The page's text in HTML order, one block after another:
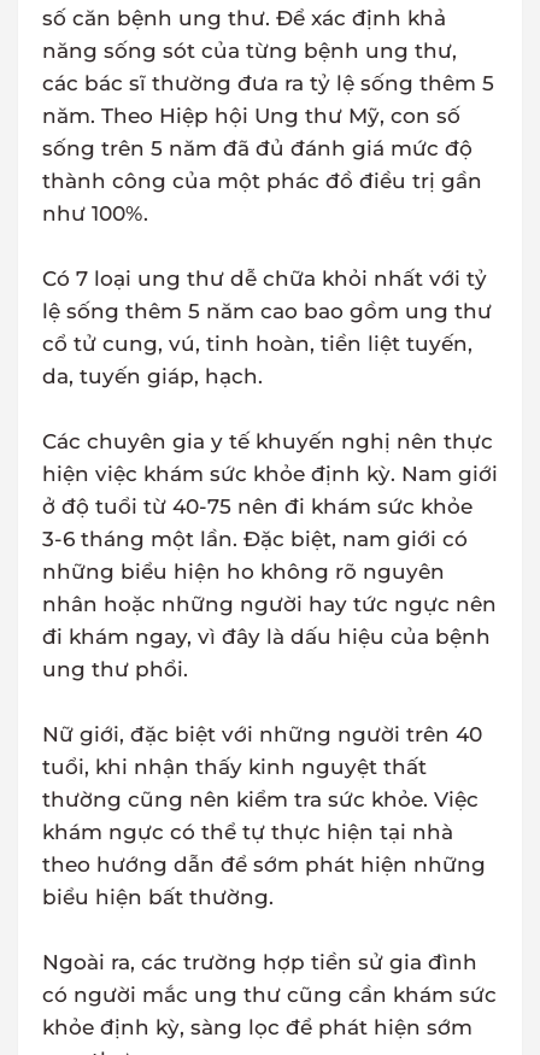
số căn bệnh ung thư. Để xác định khả
năng sống sót của từng bệnh ung thư,
các bác sĩ thường đưa ra tỷ lệ sống thêm 5
năm. Theo Hiệp hội Ung thư Mỹ, con số
sống trên 5 năm đã đủ đánh giá mức độ
thành công của một phác đồ điều trị gần
như 100%.
Có 7 loại ung thư dễ chữa khỏi nhất với tỷ
lệ sống thêm 5 năm cao bao gồm ung thư
cổ tử cung, vú, tinh hoàn, tiền liệt tuyến,
da, tuyến giáp, hạch.
Các chuyên gia y tế khuyến nghị nên thực
hiện việc khám sức khỏe định kỳ. Nam giới
ở độ tuổi từ 40-75 nên đi khám sức khỏe
3-6 tháng một lần. Đặc biệt, nam giới có
những biểu hiện ho không rõ nguyên
nhân hoặc những người hay tức ngực nên
đi khám ngay, vì đây là dấu hiệu của bệnh
ung thư phổi.
Nữ giới, đặc biệt với những người trên 40
tuổi, khi nhận thấy kinh nguyệt thất
thường cũng nên kiểm tra sức khỏe. Việc
khám ngực có thể tự thực hiện tại nhà
theo hướng dẫn để sớm phát hiện những
biểu hiện bất thường.
Ngoài ra, các trường hợp tiền sử gia đình
có người mắc ung thư cũng cần khám sức
khỏe định kỳ, sàng lọc để phát hiện sớm